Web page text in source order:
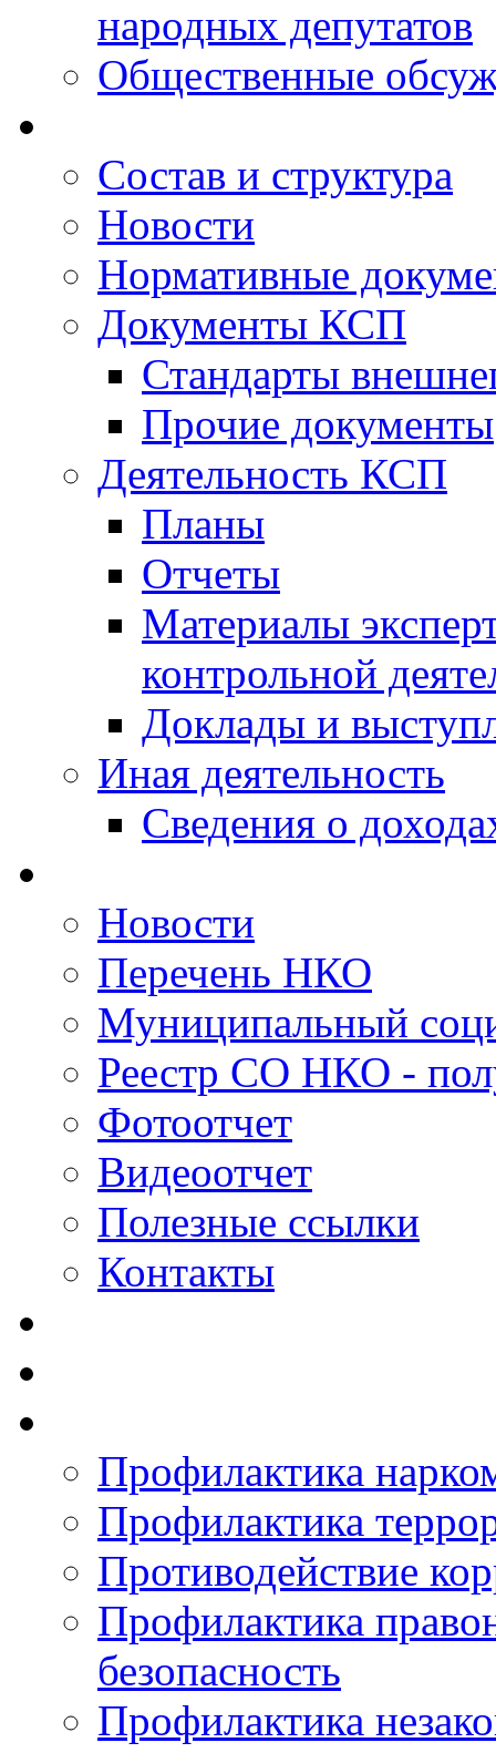
народных депутатов
Общественные
Состав и структура
Новости
Нормативные
Документы КСП
Стандарты
Прочие документы
Деятельность КСП
Планы
Отчеты
Материалы
контрольной
Доклады и
Иная деятельность
Сведения о
Новости
Перечень НКО
Муниципальный
Реестр СО НКО -
Фотоотчет
Видеоотчет
Полезные ссылки
Контакты
Профилактика
Профилактика
Противодействие
Профилактика
безопасность
Профилактика